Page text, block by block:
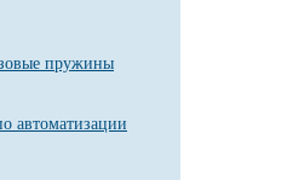
пружины
автоматизации